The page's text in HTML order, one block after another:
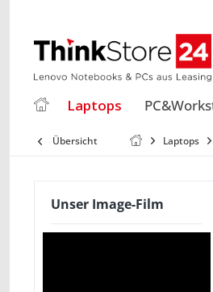
Laptops
Übersicht Laptops
Unser Image-Film